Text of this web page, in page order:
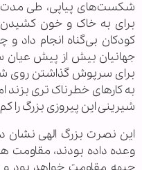
برای به خاک و خون کشیدن
کودکان بی‌گناه انجام داد
جهانیان بیش از پیش
برای سرپوش گذاشتن
به کارهای خطرناک تری
شیرینی این پیروزی بزرگ را
این نصرت بزرگ الهی نشان
وعده داده بودند، مقاومت